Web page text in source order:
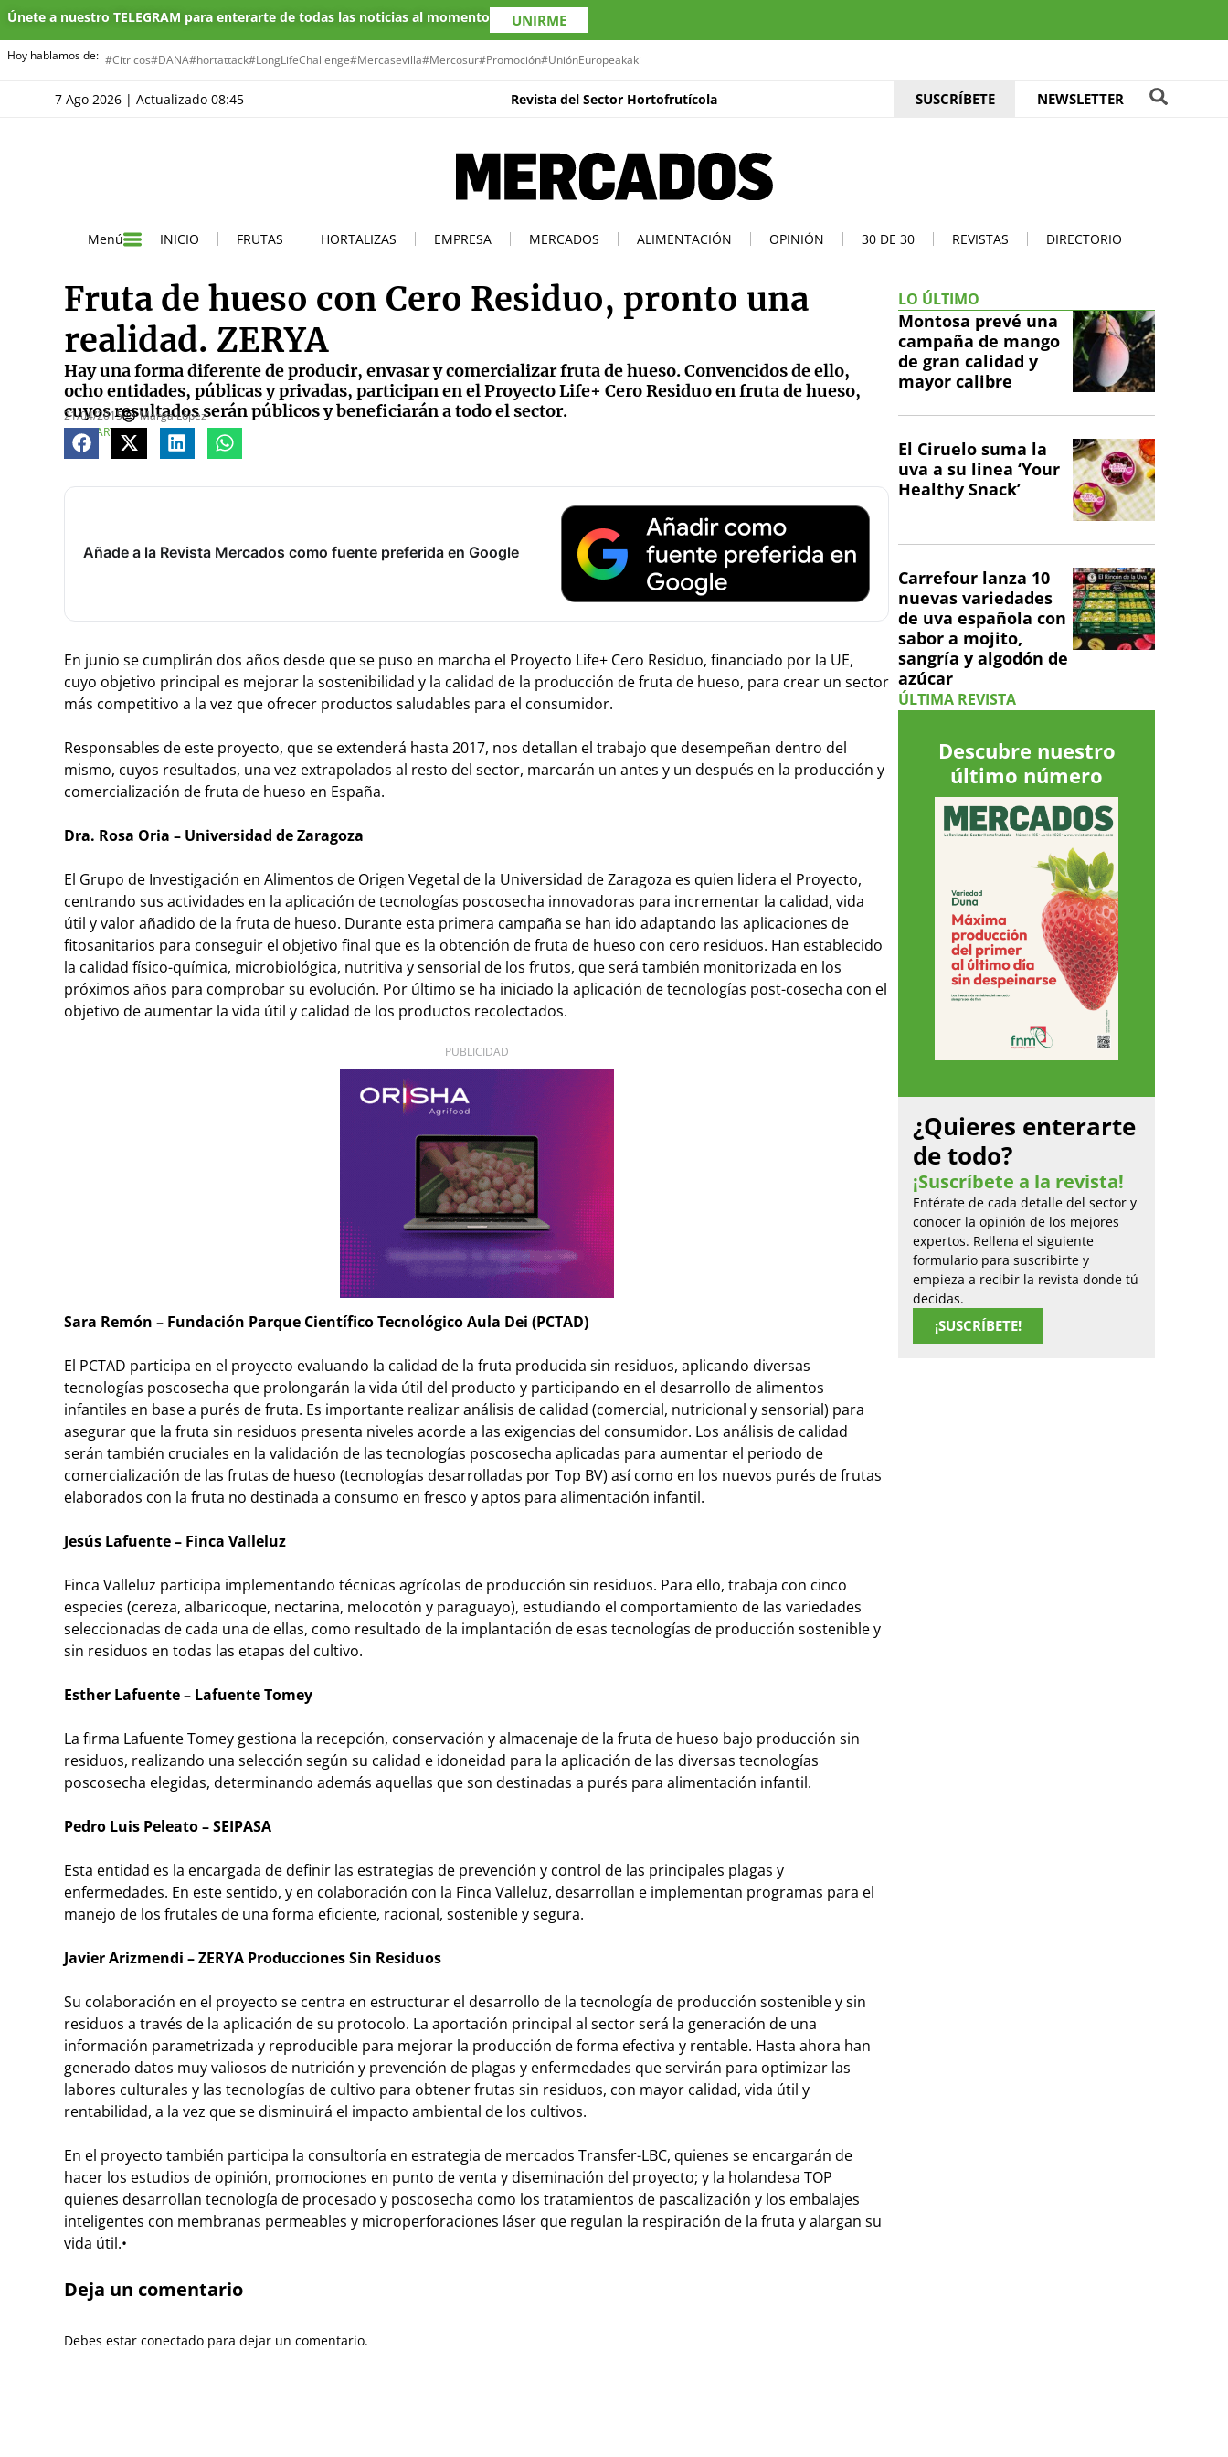
Únete a nuestro TELEGRAM para enterarte de todas las noticias al momento UNIRME
Hoy hablamos de: #Cítricos#DANA#hortattack#LongLifeChallenge#Mercasevilla#Mercosur#Promoción#UniónEuropeakaki
7 Ago 2026 | Actualizado 08:45 Revista del Sector Hortofrutícola SUSCRÍBETE NEWSLETTER
Menú INICIO FRUTAS HORTALIZAS EMPRESA MERCADOS ALIMENTACIÓN OPINIÓN 30 DE 30 REVISTAS DIRECTORIO
Fruta de hueso con Cero Residuo, pronto una
realidad. ZERYA
Hay una forma diferente de producir, envasar y comercializar fruta de hueso. Convencidos de ello,
ocho entidades, públicas y privadas, participan en el Proyecto Life+ Cero Residuo en fruta de hueso,
cuyos resultados serán públicos y beneficiarán a todo el sector.
21/04/2015
Marga López
COMPARTE
Añade a la Revista Mercados como fuente preferida en Google
En junio se cumplirán dos años desde que se puso en marcha el Proyecto Life+ Cero Residuo, financiado por la UE,
cuyo objetivo principal es mejorar la sostenibilidad y la calidad de la producción de fruta de hueso, para crear un sector
más competitivo a la vez que ofrecer productos saludables para el consumidor.
Responsables de este proyecto, que se extenderá hasta 2017, nos detallan el trabajo que desempeñan dentro del
mismo, cuyos resultados, una vez extrapolados al resto del sector, marcarán un antes y un después en la producción y
comercialización de fruta de hueso en España.
Dra. Rosa Oria – Universidad de Zaragoza
El Grupo de Investigación en Alimentos de Origen Vegetal de la Universidad de Zaragoza es quien lidera el Proyecto,
centrando sus actividades en la aplicación de tecnologías poscosecha innovadoras para incrementar la calidad, vida
útil y valor añadido de la fruta de hueso. Durante esta primera campaña se han ido adaptando las aplicaciones de
fitosanitarios para conseguir el objetivo final que es la obtención de fruta de hueso con cero residuos. Han establecido
la calidad físico-química, microbiológica, nutritiva y sensorial de los frutos, que será también monitorizada en los
próximos años para comprobar su evolución. Por último se ha iniciado la aplicación de tecnologías post-cosecha con el
objetivo de aumentar la vida útil y calidad de los productos recolectados.
PUBLICIDAD
Sara Remón – Fundación Parque Científico Tecnológico Aula Dei (PCTAD)
El PCTAD participa en el proyecto evaluando la calidad de la fruta producida sin residuos, aplicando diversas
tecnologías poscosecha que prolongarán la vida útil del producto y participando en el desarrollo de alimentos
infantiles en base a purés de fruta. Es importante realizar análisis de calidad (comercial, nutricional y sensorial) para
asegurar que la fruta sin residuos presenta niveles acorde a las exigencias del consumidor. Los análisis de calidad
serán también cruciales en la validación de las tecnologías poscosecha aplicadas para aumentar el periodo de
comercialización de las frutas de hueso (tecnologías desarrolladas por Top BV) así como en los nuevos purés de frutas
elaborados con la fruta no destinada a consumo en fresco y aptos para alimentación infantil.
Jesús Lafuente – Finca Valleluz
Finca Valleluz participa implementando técnicas agrícolas de producción sin residuos. Para ello, trabaja con cinco
especies (cereza, albaricoque, nectarina, melocotón y paraguayo), estudiando el comportamiento de las variedades
seleccionadas de cada una de ellas, como resultado de la implantación de esas tecnologías de producción sostenible y
sin residuos en todas las etapas del cultivo.
Esther Lafuente – Lafuente Tomey
La firma Lafuente Tomey gestiona la recepción, conservación y almacenaje de la fruta de hueso bajo producción sin
residuos, realizando una selección según su calidad e idoneidad para la aplicación de las diversas tecnologías
poscosecha elegidas, determinando además aquellas que son destinadas a purés para alimentación infantil.
Pedro Luis Peleato – SEIPASA
Esta entidad es la encargada de definir las estrategias de prevención y control de las principales plagas y
enfermedades. En este sentido, y en colaboración con la Finca Valleluz, desarrollan e implementan programas para el
manejo de los frutales de una forma eficiente, racional, sostenible y segura.
Javier Arizmendi –ZERYA Producciones Sin Residuos
Su colaboración en el proyecto se centra en estructurar el desarrollo de la tecnología de producción sostenible y sin
residuos a través de la aplicación de su protocolo. La aportación principal al sector será la generación de una
información parametrizada y reproducible para mejorar la producción de forma efectiva y rentable. Hasta ahora han
generado datos muy valiosos de nutrición y prevención de plagas y enfermedades que servirán para optimizar las
labores culturales y las tecnologías de cultivo para obtener frutas sin residuos, con mayor calidad, vida útil y
rentabilidad, a la vez que se disminuirá el impacto ambiental de los cultivos.
En el proyecto también participa la consultoría en estrategia de mercados Transfer-LBC, quienes se encargarán de
hacer los estudios de opinión, promociones en punto de venta y diseminación del proyecto; y la holandesa TOP
quienes desarrollan tecnología de procesado y poscosecha como los tratamientos de pascalización y los embalajes
inteligentes con membranas permeables y microperforaciones láser que regulan la respiración de la fruta y alargan su
vida útil.•
Deja un comentario
Debes estar conectado para dejar un comentario.
LO ÚLTIMO
Montosa prevé una
campaña de mango
de gran calidad y
mayor calibre
El Ciruelo suma la
uva a su linea ‘Your
Healthy Snack’
Carrefour lanza 10
nuevas variedades
de uva española con
sabor a mojito,
sangría y algodón de
azúcar
ÚLTIMA REVISTA
Descubre nuestro
último número
¿Quieres enterarte
de todo?
¡Suscríbete a la revista!
Entérate de cada detalle del sector y
conocer la opinión de los mejores
expertos. Rellena el siguiente
formulario para suscribirte y
empieza a recibir la revista donde tú
decidas.
¡SUSCRÍBETE!